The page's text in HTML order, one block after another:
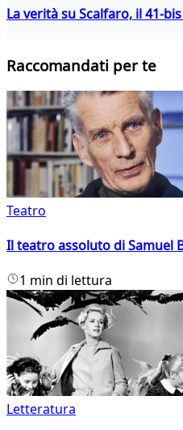
La verità su Scalfaro, il 41-
Raccomandati per te
Teatro
Il teatro assoluto di Samuel
1 min di lettura
Letteratura